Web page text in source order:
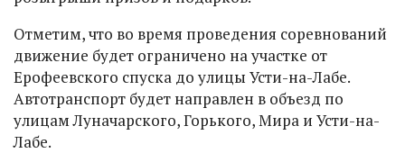
Отметим, что во время проведения соревнований
движение будет ограничено на участке от
Ерофеевского спуска до улицы Усти-на-Лабе.
Автотранспорт будет направлен в объезд по
улицам Луначарского, Горького, Мира и Усти-на-
Лабе.